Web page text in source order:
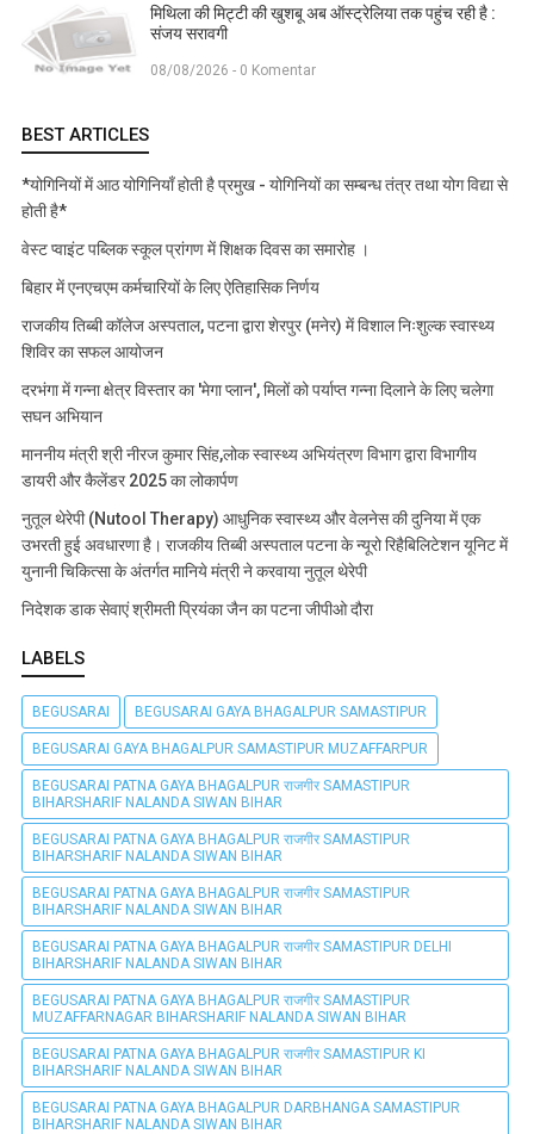
मिथिला की मिट्टी की खुशबू अब ऑस्ट्रेलिया तक पहुंच रही है :
संजय सरावगी
08/08/2026 - 0 Komentar
BEST ARTICLES
*योगिनियों में आठ योगिनियाँ होती है प्रमुख - योगिनियों का सम्बन्ध तंत्र तथा योग विद्या से
होती है*
वेस्ट प्वाइंट पब्लिक स्कूल प्रांगण में शिक्षक दिवस का समारोह ।
बिहार में एनएचएम कर्मचारियों के लिए ऐतिहासिक निर्णय
राजकीय तिब्बी कॉलेज अस्पताल, पटना द्वारा शेरपुर (मनेर) में विशाल निःशुल्क स्वास्थ्य
शिविर का सफल आयोजन
दरभंगा में गन्ना क्षेत्र विस्तार का 'मेगा प्लान', मिलों को पर्याप्त गन्ना दिलाने के लिए चलेगा
सघन अभियान
माननीय मंत्री श्री नीरज कुमार सिंह,लोक स्वास्थ्य अभियंत्रण विभाग द्वारा विभागीय
डायरी और कैलेंडर 2025 का लोकार्पण
नुतूल थेरेपी (Nutool Therapy) आधुनिक स्वास्थ्य और वेलनेस की दुनिया में एक
उभरती हुई अवधारणा है। राजकीय तिब्बी अस्पताल पटना के न्यूरो रिहैबिलिटेशन यूनिट में
युनानी चिकित्सा के अंतर्गत मानिये मंत्री ने करवाया नुतूल थेरेपी
निदेशक डाक सेवाएं श्रीमती प्रियंका जैन का पटना जीपीओ दौरा
LABELS
BEGUSARAI BEGUSARAI GAYA BHAGALPUR SAMASTIPUR
BEGUSARAI GAYA BHAGALPUR SAMASTIPUR MUZAFFARPUR
BEGUSARAI PATNA GAYA BHAGALPUR राजगीर SAMASTIPUR
BIHARSHARIF NALANDA SIWAN BIHAR
BEGUSARAI PATNA GAYA BHAGALPUR राजगीर SAMASTIPUR
BIHARSHARIF NALANDA SIWAN BIHAR
BEGUSARAI PATNA GAYA BHAGALPUR राजगीर SAMASTIPUR
BIHARSHARIF NALANDA SIWAN BIHAR
BEGUSARAI PATNA GAYA BHAGALPUR राजगीर SAMASTIPUR DELHI
BIHARSHARIF NALANDA SIWAN BIHAR
BEGUSARAI PATNA GAYA BHAGALPUR राजगीर SAMASTIPUR
MUZAFFARNAGAR BIHARSHARIF NALANDA SIWAN BIHAR
BEGUSARAI PATNA GAYA BHAGALPUR राजगीर SAMASTIPUR KI
BIHARSHARIF NALANDA SIWAN BIHAR
BEGUSARAI PATNA GAYA BHAGALPUR DARBHANGA SAMASTIPUR
BIHARSHARIF NALANDA SIWAN BIHAR